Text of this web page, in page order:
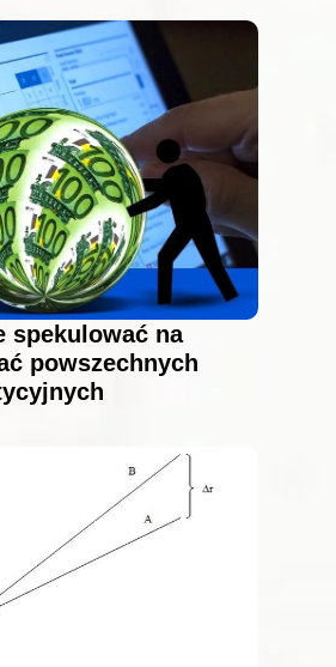
spekulować na
powszechnych